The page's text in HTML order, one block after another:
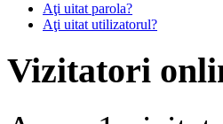
Aţi uitat parola?
Aţi uitat utilizatorul?
Vizitatori